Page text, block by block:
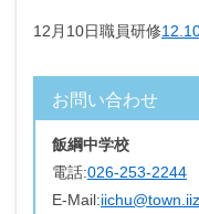
12月10日職員研修
お問い合わせ
飯綱中学校
電話:026-253-2244
E-Mail: